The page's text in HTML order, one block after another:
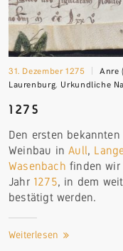
31. Dezember 1275 Anre
Laurenburg, Urkundliche
1275
Den ersten
Weinbau inAull,
Wasenbach finden wir
Jahr 1275, in dem
bestätigt werden.
Weiterlesen